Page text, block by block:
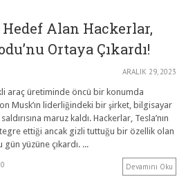
Hedef Alan Hackerlar,
Ortaya Çıkardı!
ARALIK 29, 2023
araç üretiminde öncü bir konumda
Musk’ın liderliğindeki bir şirket, bilgisayar
maruz kaldı. Hackerlar, Tesla’nın
ettiği ancak gizli tuttuğu bir özellik olan
gün yüzüne çıkardı. ...
0 Devamını Oku